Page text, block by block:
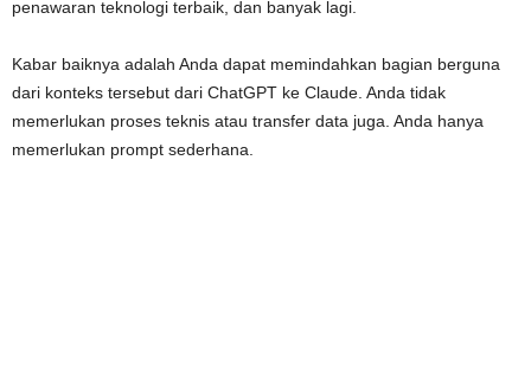
penawaran teknologi terbaik, dan banyak lagi.
Kabar baiknya adalah Anda dapat memindahkan bagian berguna
dari konteks tersebut dari ChatGPT ke Claude. Anda tidak
memerlukan proses teknis atau transfer data juga. Anda hanya
memerlukan prompt sederhana.